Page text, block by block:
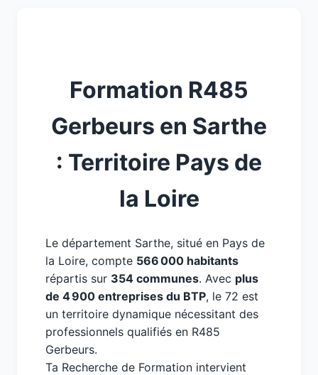
Formation R485
Gerbeurs en Sarthe
: Territoire Pays de
la Loire
Le département Sarthe, situé en Pays de
la Loire, compte 566 000 habitants
répartis sur 354 communes. Avec plus
de 4 900 entreprises du BTP, le 72 est
un territoire dynamique nécessitant des
professionnels qualifiés en R485
Gerbeurs.
Ta Recherche de Formation intervient